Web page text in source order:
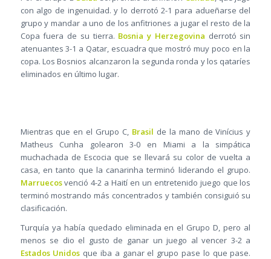
con algo de ingenuidad. y lo derrotó 2-1 para adueñarse del
grupo y mandar a uno de los anfitriones a jugar el resto de la
Copa fuera de su tierra. Bosnia y Herzegovina derrotó sin
atenuantes 3-1 a Qatar, escuadra que mostró muy poco en la
copa. Los Bosnios alcanzaron la segunda ronda y los qataríes
eliminados en último lugar.
Mientras que en el Grupo C, Brasil de la mano de Vinícius y
Matheus Cunha golearon 3-0 en Miami a la simpática
muchachada de Escocia que se llevará su color de vuelta a
casa, en tanto que la canarinha terminó liderando el grupo.
Marruecosvenció 4-2 a Haití en un entretenido juego que los
terminó mostrando más concentrados y también consiguió su
clasificación.
Turquía ya había quedado eliminada en el Grupo D, pero al
menos se dio el gusto de ganar un juego al vencer 3-2 a
Estados Unidos que iba a ganar el grupo pase lo que pase.